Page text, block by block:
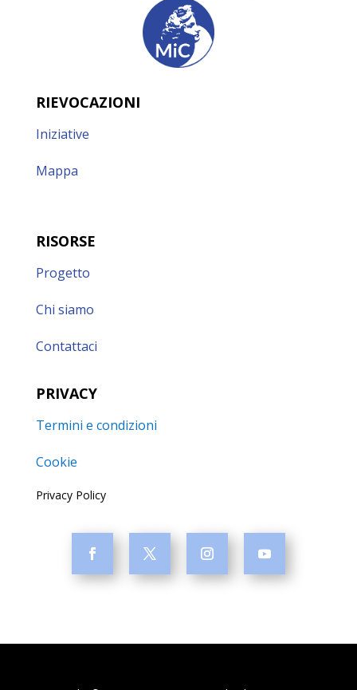
RIEVOCAZIONI
Iniziative
Mappa
RISORSE
Progetto
Chi siamo
Contattaci
PRIVACY
Termini e condizioni
Cookie
Privacy Policy